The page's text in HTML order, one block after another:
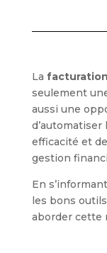
La
seulement
aussi une
efficacité et
gestion
En
les bons
aborder cette